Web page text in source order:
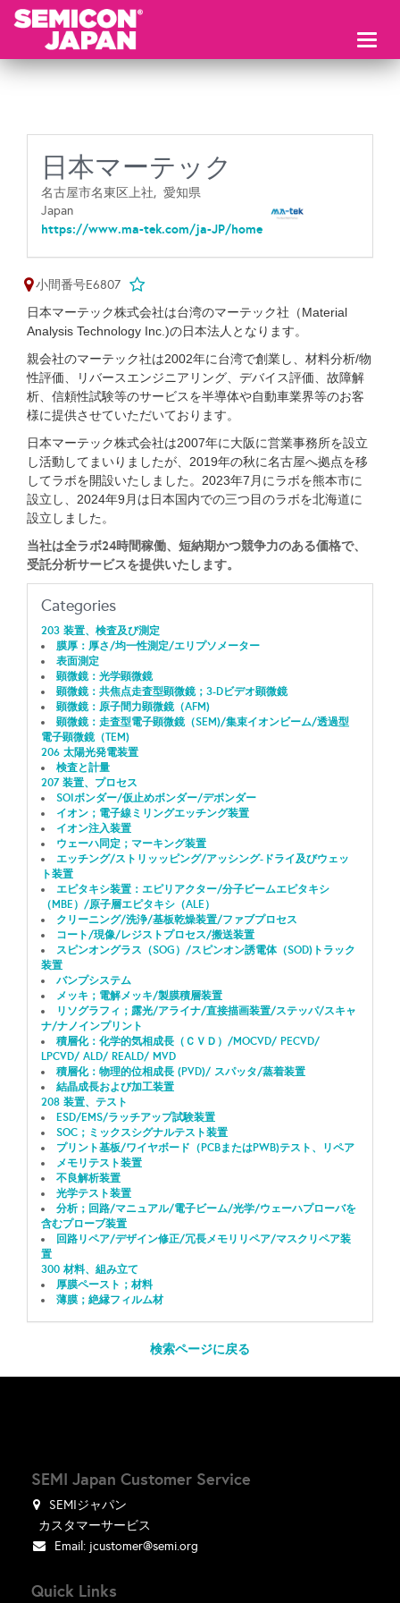
日本マーテック
名古屋市名東区上社, 愛知県
Japan
https://www.ma-tek.com/ja-JP/home
小間番号E6807
日本マーテック株式会社は台湾のマーテック社（Material
Analysis Technology Inc.)の日本法人となります。
親会社のマーテック社は2002年に台湾で創業し、材料分析/物
性評価、リバースエンジニアリング、デバイス評価、故障解
析、信頼性試験等のサービスを半導体や自動車業界等のお客
様に提供させていただいております。
日本マーテック株式会社は2007年に大阪に営業事務所を設立
し活動してまいりましたが、2019年の秋に名古屋へ拠点を移
してラボを開設いたしました。 2023年7月にラボを熊本市に
設立し、 2024年9月 は日本国内での三つ目のラボを北海道に
設立しました。
当社は全ラボ24時間稼働、短納期かつ競争力のある価格で、
受託分析サービスを提供いたします。
Categories
203 装置、検査及び測定
膜厚：厚さ/均一性測定/エリプソメーター
表面測定
顕微鏡：光学顕微鏡
顕微鏡：共焦点走査型顕微鏡；3-Dビデオ顕微鏡
顕微鏡：原子間力顕微鏡（AFM)
顕微鏡：走査型電子顕微鏡（SEM)/集束イオンビーム/透過型
電子顕微鏡（TEM)
206 太陽光発電装置
検査と計量
207 装置、プロセス
SOIボンダー/仮止めボンダー/デボンダー
イオン；電子線ミリングエッチング装置
イオン注入装置
ウェーハ同定；マーキング装置
エッチング/ストリッッピング/アッシング-ドライ及びウェッ
ト装置
エピタキシ装置：エピリアクター/分子ビームエピタキシ
（MBE）/原子層エピタキシ（ALE）
クリーニング/洗浄/基板乾燥装置/ファブプロセス
コート/現像/レジストプロセス/搬送装置
スピンオングラス（SOG）/スピンオン誘電体（SOD)トラック
装置
バンプシステム
メッキ；電解メッキ/製膜積層装置
リソグラフィ；露光/アライナ/直接描画装置/ステッパ/スキャ
ナ/ナノインプリント
積層化：化学的気相成長（ＣＶＤ）/MOCVD/ PECVD/
LPCVD/ ALD/ REALD/ MVD
積層化：物理的位相成長 (PVD)/ スパッタ/蒸着装置
結晶成長および加工装置
208 装置、テスト
ESD/EMS/ラッチアップ試験装置
SOC；ミックスシグナルテスト装置
プリント基板/ワイヤボード（PCBまたはPWB)テスト、リペア
メモリテスト装置
不良解析装置
光学テスト装置
分析；回路/マニュアル/電子ビーム/光学/ウェーハプローバを
含むプローブ装置
回路リペア/デザイン修正/冗長メモリリペア/マスクリペア装
置
300 材料、組み立て
厚膜ペースト；材料
薄膜；絶縁フィルム材
検索ページに戻る
SEMI Japan Customer Service
SEMIジャパン
カスタマーサービス
Email: jcustomer@semi.org
Quick Links